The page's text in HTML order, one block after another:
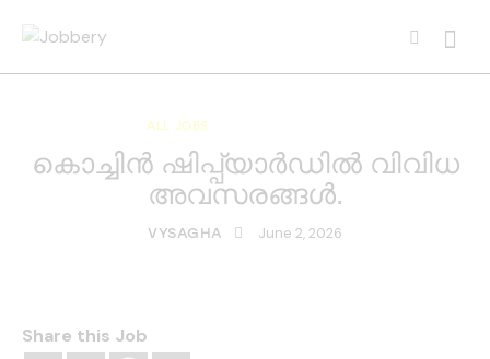
ALL JOBS
കൊച്ചിന്‍ ഷിപ്പ്യാര്‍ഡിൽ വിവിധ
അവസരങ്ങൾ.
VYSAGHA June 2, 2026
Share this Job